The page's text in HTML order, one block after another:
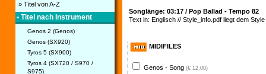
» Titel von A-Z
• Titel nach Instrument
Genos 2 (Genos)
Genos (SX920)
Tyros 5 (SX900)
Tyros 4 (SX720 / S970 /
S975)
Songlänge: 03:17 / Pop Ballad - Tempo 82
Text in: Englisch // Style_info.pdf liegt dem
MIDIFILES
Genos - Song (€ 12,00)